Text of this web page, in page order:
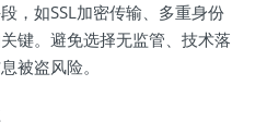
，如SSL加密传输、多重身份
键。避免选择无监管、技术落
被盗风险。